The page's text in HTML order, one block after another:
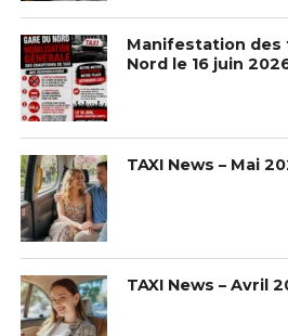
Manifestation des
Nord le 16 juin
TAXI News – Mai
TAXI News – Avril